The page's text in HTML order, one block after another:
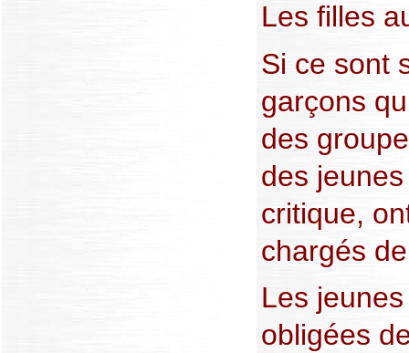
Les filles
Si ce sont
garçons
des
des
critique,
chargés
Les
obligées